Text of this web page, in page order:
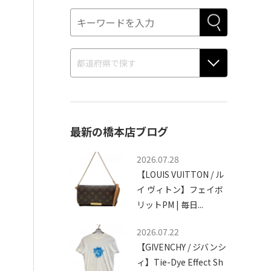
最新の橋本店ブログ
2026.07.28
【LOUIS VUITTON / ル
イ ヴィトン】フェイボ
リットPM | 毎日...
2026.07.22
【GIVENCHY / ジバンシ
ィ】Tie-Dye Effect Sh